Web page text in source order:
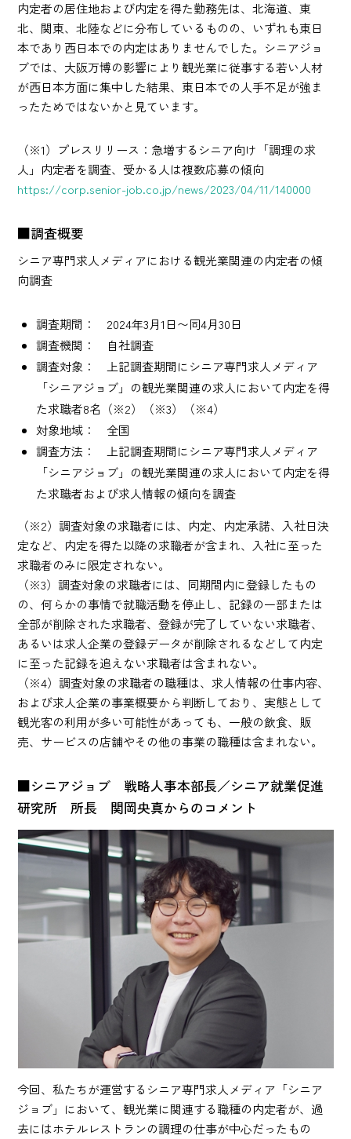
内定者の居住地および内定を得た勤務先は、北海道、東
北、関東、北陸などに分布しているものの、いずれも東日
本であり西日本での内定はありませんでした。シニアジョ
ブでは、大阪万博の影響により観光業に従事する若い人材
が西日本方面に集中した結果、東日本での人手不足が強ま
ったためではないかと見ています。
（※1）プレスリリース：急増するシニア向け「調理の求
人」内定者を調査、受かる人は複数応募の傾向
https://corp.senior-job.co.jp/news/2023/04/11/140000
■調査概要
シニア専門求人メディアにおける観光業関連の内定者の傾
向調査
調査期間： 2024年3月1日〜同4月30日
調査機関： 自社調査
調査対象： 上記調査期間にシニア専門求人メディア
「シニアジョブ」の観光業関連の求人において内定を得
た求職者8名（※2）（※3）（※4）
対象地域： 全国
調査方法： 上記調査期間にシニア専門求人メディア
「シニアジョブ」の観光業関連の求人において内定を得
た求職者および求人情報の傾向を調査
（※2）調査対象の求職者には、内定、内定承諾、入社日決
定など、内定を得た以降の求職者が含まれ、入社に至った
求職者のみに限定されない。
（※3）調査対象の求職者には、同期間内に登録したもの
の、何らかの事情で就職活動を停止し、記録の一部または
全部が削除された求職者、登録が完了していない求職者、
あるいは求人企業の登録データが削除されるなどして内定
に至った記録を追えない求職者は含まれない。
（※4）調査対象の求職者の職種は、求人情報の仕事内容、
および求人企業の事業概要から判断しており、実態として
観光客の利用が多い可能性があっても、一般の飲食、販
売、サービスの店舗やその他の事業の職種は含まれない。
■シニアジョブ 戦略人事本部長／シニア就業促進
研究所 所長 関岡央真からのコメント
今回、私たちが運営するシニア専門求人メディア「シニア
ジョブ」において、観光業に関連する職種の内定者が、過
去にはホテルレストランの調理の仕事が中心だったもの